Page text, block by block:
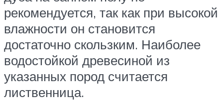
рекомендуется, так как при высокой
влажности он становится
достаточно скользким. Наиболее
водостойкой древесиной из
указанных пород считается
лиственница.